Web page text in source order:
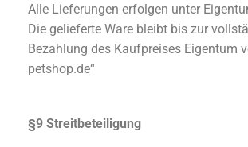
Alle Lieferungen erfolgen unter
Die gelieferte Ware bleibt bis zur
Bezahlung des Kaufpreises Eigentum
petshop.de“
§9 Streitbeteiligung